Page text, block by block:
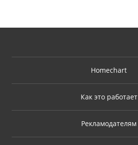
Homechart
Как это работает
Рекламодателям